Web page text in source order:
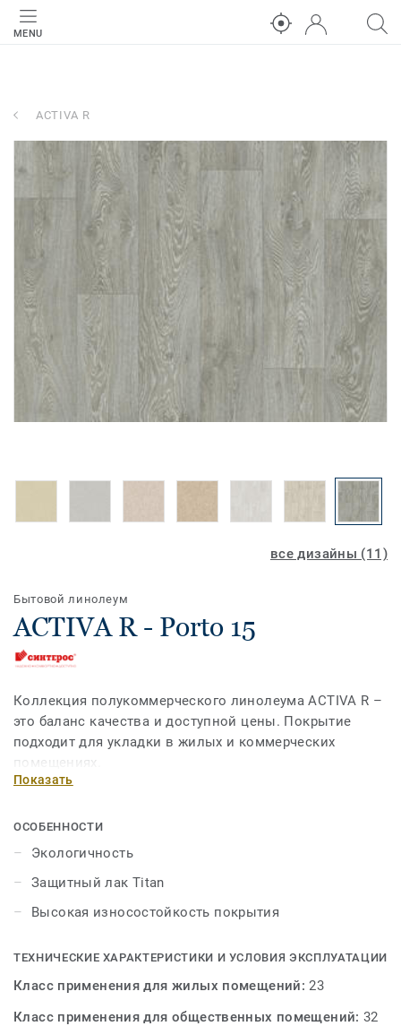
MENU
ACTIVA R
все дизайны (11)
Бытовой линолеум
ACTIVA R - Porto 15
Коллекция полукоммерческого линолеума ACTIVA R –
это баланс качества и доступной цены. Покрытие
подходит для укладки в жилых и коммерческих
помещениях.
Показать
ОСОБЕННОСТИ
Экологичность
Защитный лак Titan
Высокая износостойкость покрытия
ТЕХНИЧЕСКИЕ ХАРАКТЕРИСТИКИ И УСЛОВИЯ ЭКСПЛУАТАЦИИ
Класс применения для жилых помещений:23
Класс применения для общественных помещений:32